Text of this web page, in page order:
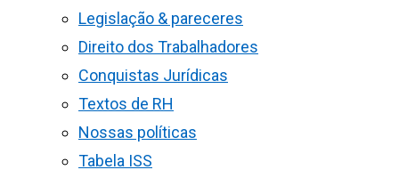
Legislação & pareceres
Direito dos Trabalhadores
Conquistas Jurídicas
Textos de RH
Nossas políticas
Tabela ISS